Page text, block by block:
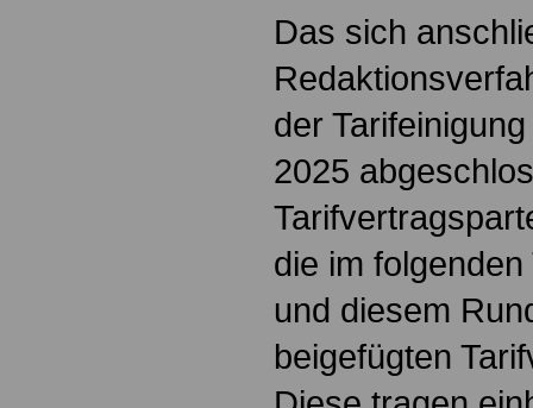
Das sich
der
2025
die im
und diesem
beigefügten